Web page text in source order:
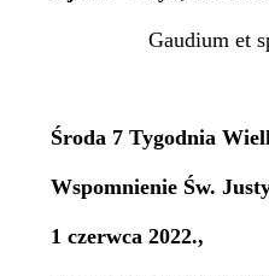
Gaudium et
Środa 7 Tygodnia
Wspomnienie Św.
1 czerwca 2022.,